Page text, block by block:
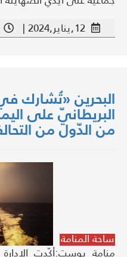
12,يناير,2024 |
|
البحرين «تُشارك
البريطانيّ على
من الدّول من
ساحة المنامة
منامة بوست:أكّدت